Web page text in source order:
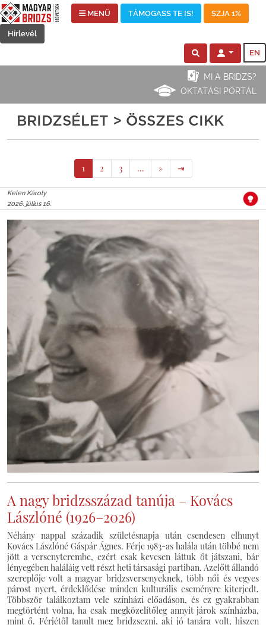
MENÜ TÁMOGASS TE IS! SZJA 1%
Hírlevél
EN
MI A BRIDZS?
OKTATÁSI PORTÁL
BRIDZSÉLET > ÖSSZES CIKK
1 2 3 … » ⇥
Kelen Károly
2026. július 16.
A nagy bridzsszázad tanúja – Kovács
Lászlóné (1926–2026)
Néhány nappal századik születésnapja után csendesen elhunyt
Kovács Lászlóné Gáspár Ágnes. Férje 1983-as halála után többé nem
jött a versenyterembe, ezért csak kevesen láttuk őt játszani, bár
lényegében haláláig vett részt heti társasági partiban. Azelőtt állandó
szereplője volt a magyar bridzsversenyeknek, több női és vegyes
párost nyert, érdeklődése minden kulturális eseményre kiterjedt.
Többször találkoztam vele színházi előadáson, és ez gyakrabban
megtörtént volna, ha csak megközelítőleg annyit járok színházba,
mint ő. Férjétől tanult meg bridzsezni, aki jó tanára volt, hiszen